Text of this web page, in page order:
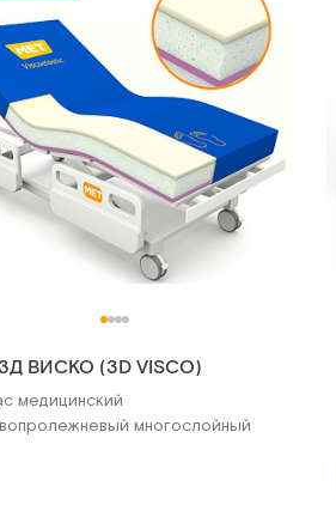
ВИСКО (3D VISCO)
медицинский
многослойный